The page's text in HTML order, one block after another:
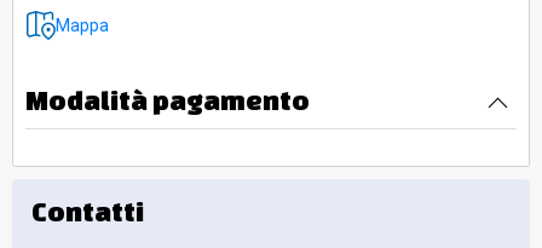
Mappa
Modalità pagamento
Contatti